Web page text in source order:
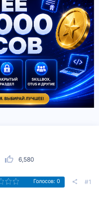
6,580
Голосов: 0 #1